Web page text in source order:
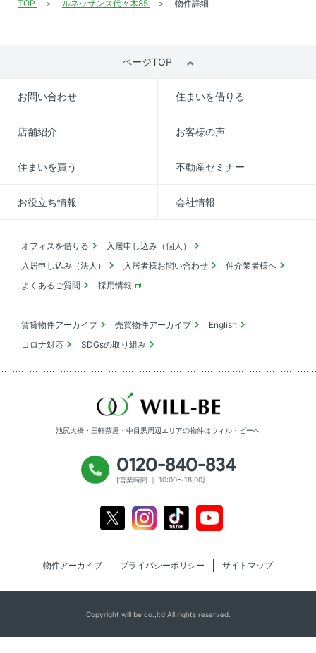
TOP ルネッサンス代々木85 物件詳細
ページTOP
お問い合わせ 住まいを借りる
店舗紹介 お客様の声
住まいを買う 不動産セミナー
お役立ち情報 会社情報
オフィスを借りる
入居申し込み（個人）
入居申し込み（法人）
入居者様お問い合わせ
仲介業者様へ
よくあるご質問
採用情報
賃貸物件アーカイブ 売買物件アーカイブ
English
コロナ対応
SDGsの取り組み
池尻大橋・三軒茶屋・中目黒周辺エリアの物件はウィル・ビーへ
0120-840-834
[営業時間 ｜ 10:00〜18:00]
Instagram Tiktok
物件アーカイブ プライバシーポリシー サイトマップ
Copyright will be co.,ltd All rights reserved.